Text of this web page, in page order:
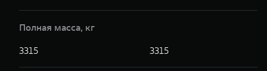
Полная масса, кг
3315 3315